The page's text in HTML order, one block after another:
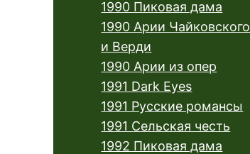
1990 Пиковая дама
1990 Арии Чайковского
и Верди
1990 Арии из опер
1991 Dark Eyes
1991 Русские романсы
1991 Сельская честь
1992 Пиковая дама